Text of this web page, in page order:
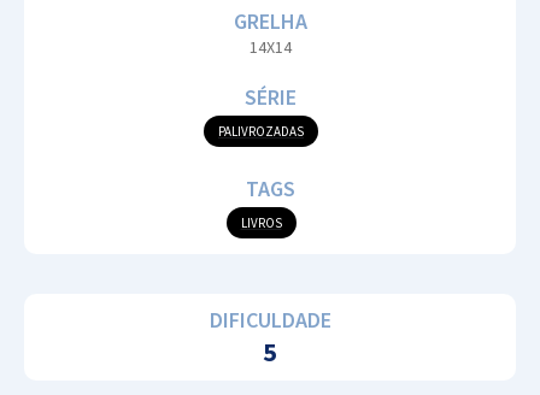
GRELHA
14X14
SÉRIE
PALIVROZADAS
TAGS
LIVROS
DIFICULDADE
5